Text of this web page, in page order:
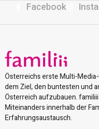
Facebook
Österreichs erste Multi-
dem Ziel, den buntesten und
Österreich aufzubauen.
Miteinanders innerhalb der
Erfahrungsaustausch.